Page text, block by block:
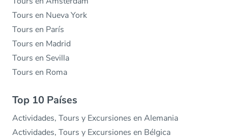
Tours en Nueva York
Tours en París
Tours en Madrid
Tours en Sevilla
Tours en Roma
Top 10 Países
Actividades, Tours y Excursiones en Alemania
Actividades, Tours y Excursiones en Bélgica